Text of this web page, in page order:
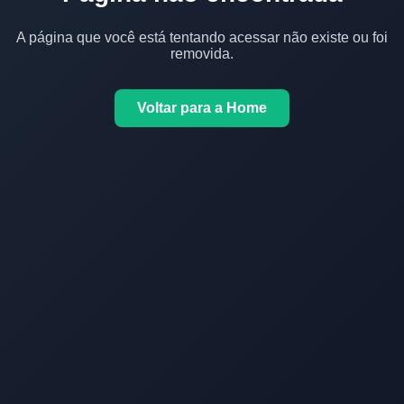
A página que você está tentando acessar não existe ou foi
removida.
Voltar para a Home